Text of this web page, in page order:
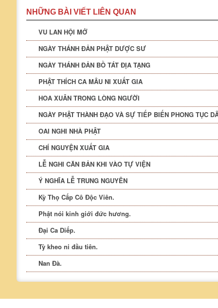
NHỮNG BÀI VIẾT LIÊN QUAN
VU LAN HỘI MỞ
NGÀY THÁNH ĐẢN PHẬT DƯỢC SƯ
NGÀY THÁNH ĐẢN BỒ TÁT ĐỊA TẠNG
PHẬT THÍCH CA MÂU NI XUẤT GIA
HOA XUÂN TRONG LÒNG NGƯỜI
NGÀY PHẬT THÀNH ĐẠO VÀ SỰ TIẾP BIẾN PHONG TỤC
OAI NGHI NHÀ PHẬT
CHÍ NGUYỆN XUẤT GIA
LỄ NGHI CĂN BẢN KHI VÀO TỰ VIỆN
Ý NGHĨA LỄ TRUNG NGUYÊN
Kỳ Thọ Cấp Cô Độc Viên.
Phật nói kinh giới đức hương.
Đại Ca Diếp.
Tỳ kheo ni đầu tiên.
Nan Đà.